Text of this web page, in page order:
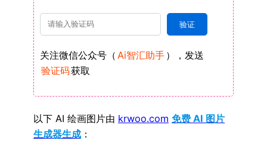
关注微信公众号（ Ai智汇助手 ），发送
验证码获取
以下 AI 绘画图片由 krwoo.com 免费 AI 图片
生成器生成 ：